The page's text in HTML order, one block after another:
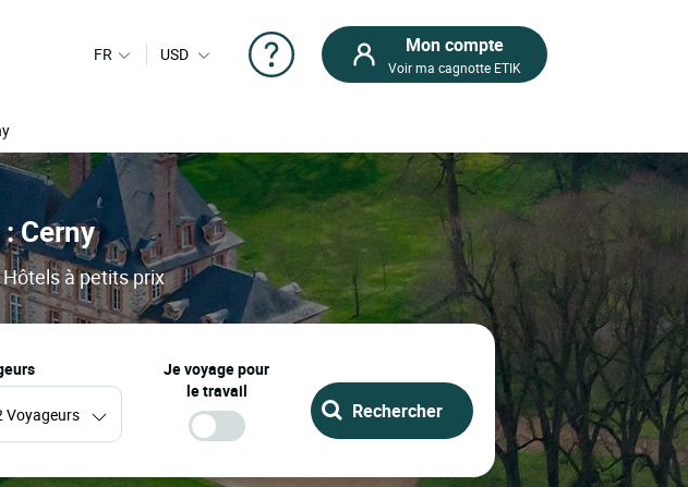
FR USD Mon compte
Voir ma cagnotte ETIK
Cerny
à petits prix
Voyageurs
Je voyage pour
le travail